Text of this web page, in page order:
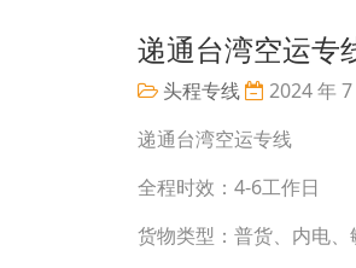
递通台湾空运专
头程专线 2024 年 7
递通台湾空运专线
全程时效：4-6工作日
货物类型：普货、内电